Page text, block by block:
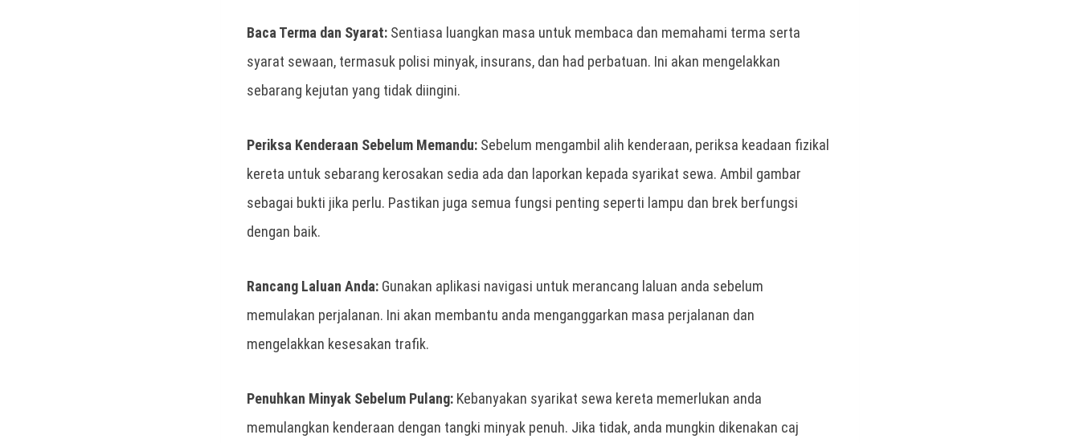
Baca Terma dan Syarat: Sentiasa luangkan masa untuk membaca dan memahami terma serta
syarat sewaan, termasuk polisi minyak, insurans, dan had perbatuan. Ini akan mengelakkan
sebarang kejutan yang tidak diingini.
Periksa Kenderaan Sebelum Memandu: Sebelum mengambil alih kenderaan, periksa keadaan fizikal
kereta untuk sebarang kerosakan sedia ada dan laporkan kepada syarikat sewa. Ambil gambar
sebagai bukti jika perlu. Pastikan juga semua fungsi penting seperti lampu dan brek berfungsi
dengan baik.
Rancang Laluan Anda: Gunakan aplikasi navigasi untuk merancang laluan anda sebelum
memulakan perjalanan. Ini akan membantu anda menganggarkan masa perjalanan dan
mengelakkan kesesakan trafik.
Penuhkan Minyak Sebelum Pulang: Kebanyakan syarikat sewa kereta memerlukan anda
memulangkan kenderaan dengan tangki minyak penuh. Jika tidak, anda mungkin dikenakan caj